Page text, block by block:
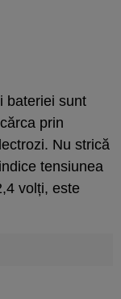
bateriei sunt
prin
Nu strică
tensiunea
volți, este